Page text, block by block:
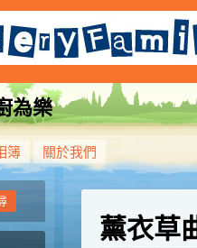
為樂
簿 關於我們
薰衣草